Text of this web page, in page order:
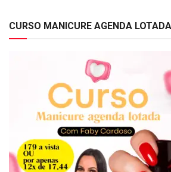
CURSO MANICURE AGENDA LOTADA